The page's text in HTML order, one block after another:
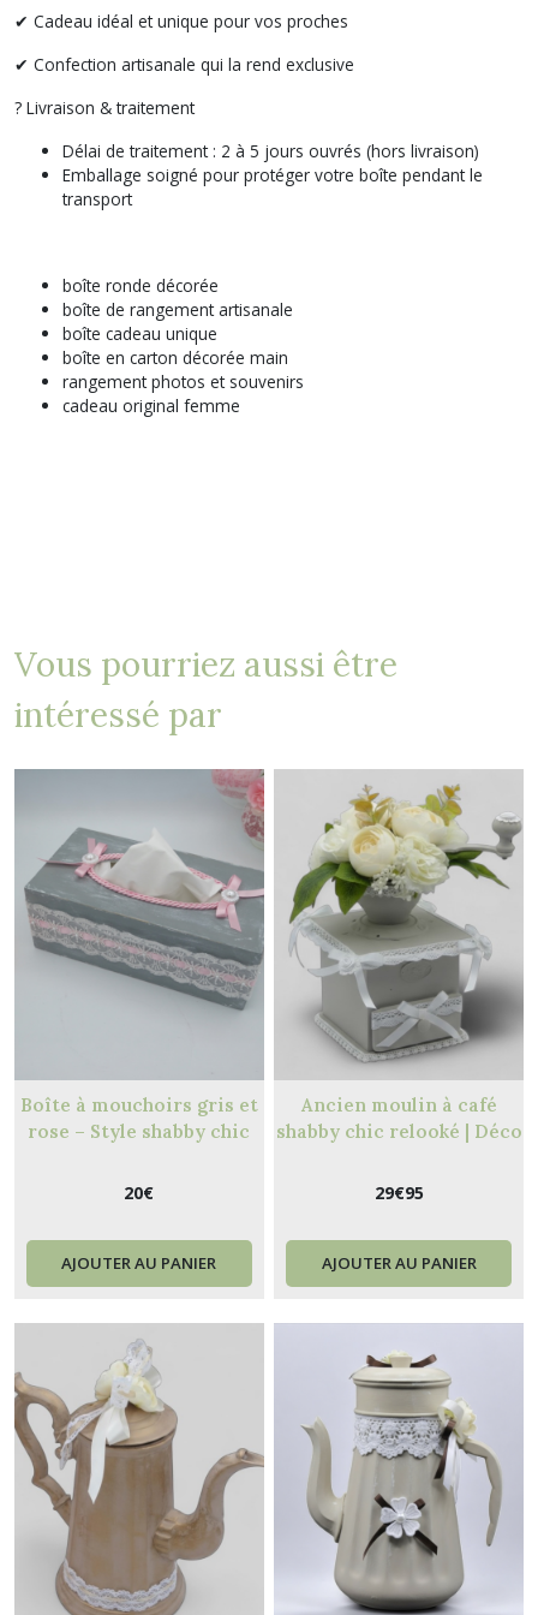
✔ Cadeau idéal et unique pour vos proches
✔ Confection artisanale qui la rend exclusive
? Livraison & traitement
Délai de traitement : 2 à 5 jours ouvrés (hors livraison)
Emballage soigné pour protéger votre boîte pendant le
transport
boîte ronde décorée
boîte de rangement artisanale
boîte cadeau unique
boîte en carton décorée main
rangement photos et souvenirs
cadeau original femme
Vous pourriez aussi être
intéressé par
Boîte à mouchoirs gris et
rose – Style shabby chic
20€
AJOUTER AU PANIER
Ancien moulin à café
shabby chic relooké | Déco
29€95
AJOUTER AU PANIER